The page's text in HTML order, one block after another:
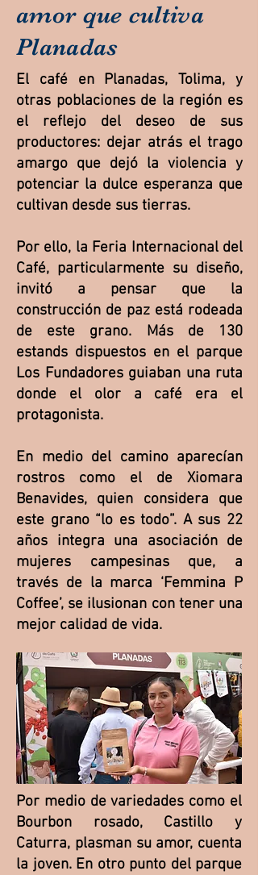
amor que cultiva
Planadas
El café en Planadas, Tolima, y
otras poblaciones de la región es
el reflejo del deseo de sus
productores: dejar atrás el trago
amargo que dejó la violencia y
potenciar la dulce esperanza que
cultivan desde sus tierras.
Por ello, la Feria Internacional del
Café, particularmente su diseño,
invitó a pensar que la
construcción de paz está rodeada
de este grano. Más de 130
estands dispuestos en el parque
Los Fundadores guiaban una ruta
donde el olor a café era el
protagonista.
En medio del camino aparecían
rostros como el de Xiomara
Benavides, quien considera que
este grano “lo es todo”. A sus 22
años integra una asociación de
mujeres campesinas que, a
través de la marca ‘Femmina P
Coffee’, se ilusionan con tener una
mejor calidad de vida.
Por medio de variedades como el
Bourbon rosado, Castillo y
Caturra, plasman su amor, cuenta
la joven. En otro punto del parque